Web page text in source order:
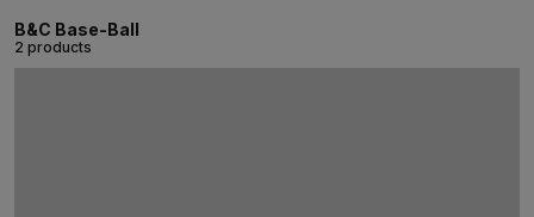
B&C Base-Ball
2 products